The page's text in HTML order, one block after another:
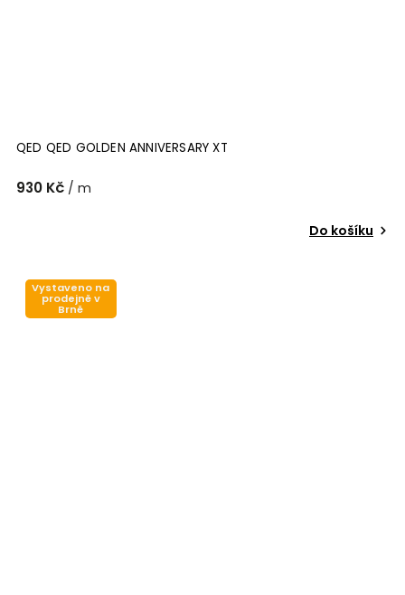
QED QED GOLDEN ANNIVERSARY XT
930 Kč / m
Do košíku
Vystaveno na
prodejně v
Brně